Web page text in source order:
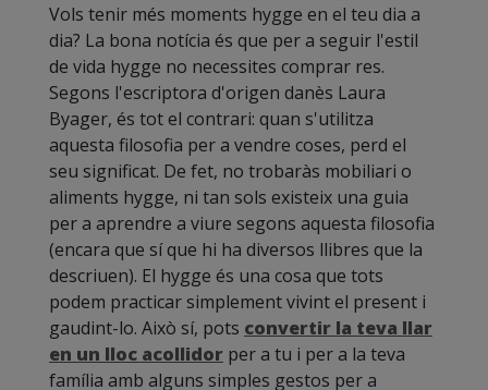
Vols tenir més moments hygge en el teu dia a
dia? La bona notícia és que per a seguir l'estil
de vida hygge no necessites comprar res.
Segons l'escriptora d'origen danès Laura
Byager, és tot el contrari: quan s'utilitza
aquesta filosofia per a vendre coses, perd el
seu significat. De fet, no trobaràs mobiliari o
aliments hygge, ni tan sols existeix una guia
per a aprendre a viure segons aquesta filosofia
(encara que sí que hi ha diversos llibres que la
descriuen). El hygge és una cosa que tots
podem practicar simplement vivint el present i
gaudint-lo. Això sí, pots convertir la teva llar
en un lloc acollidor per a tu i per a la teva
família amb alguns simples gestos per a